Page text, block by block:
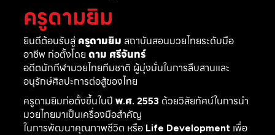
ครูดามยิม
ยินดีต้อนรับสู่ ครูดามยิม สถาบันสอนมวยไทยระดับมือ
อาชีพ ก่อตั้งโดย ดาม ศรีจันทร์
อดีตนักกีฬามวยไทยทีมชาติ ผู้มุ่งมั่นในการสืบสานและ
อนุรักษ์ศิลปะการต่อสู้ของไทย
ครูดามยิมก่อตั้งขึ้นในปี พ.ศ. 2553ด้วยวิสัยทัศน์ในการนำ
มวยไทยมาเป็นเครื่องมือสำคัญ
ในการพัฒนาคุณภาพชีวิต หรือ Life Developmentเพื่อ